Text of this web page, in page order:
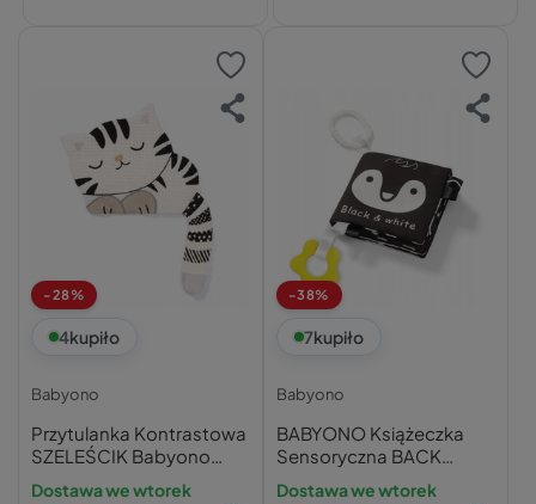
-28%
4kupiło
Babyono
Przytulanka Kontrastowa
SZELEŚCIK Babyono
Kitty Blink & Shine
Dostawa we wtorek
-38%
7kupiło
Babyono
BABYONO Książeczka
Sensoryczna BACK
WHITE 0M+ 542
Dostawa we wtorek